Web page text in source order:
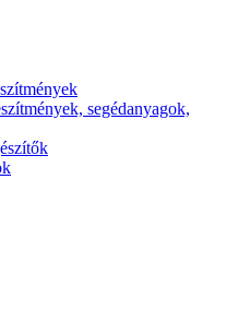
segédanyagok,